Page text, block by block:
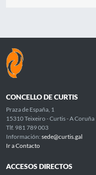
CONCELLO DE CURTIS
Praza de España, 1
15310 Teixeiro - Curtis - A Coruña
Tlf. 981 789 003
Información: sede@curtis.gal
Ir a Contacto
ACCESOS DIRECTOS